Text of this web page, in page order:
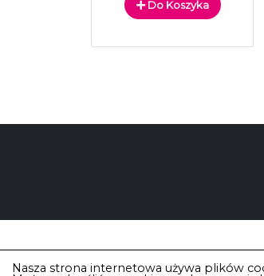
Do Koszyka
Nasza strona internetowa używa plików